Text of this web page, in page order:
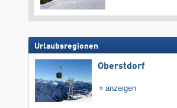
Urlaubsregionen
Oberstdorf
anzeigen